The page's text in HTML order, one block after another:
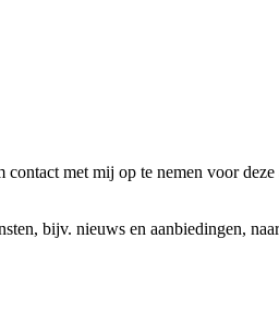
met mij op te nemen voor deze
bijv. nieuws en aanbiedingen,